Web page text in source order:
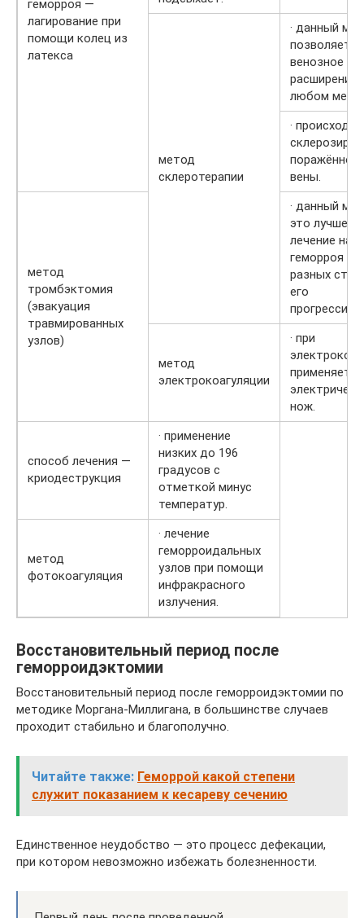
геморроя —
лагирование при
помощи колец из
латекса
метод
склеротерапии
· данный
позволяет
венозное
расширение
любом
· происходит
поражённой
вены.
метод
тромбэктомия
(эвакуация
травмированных
узлов)
· данный
это лучшее
лечение
геморроя на
разных
его
метод
электрокоагуляции
· при
применяется
нож.
способ лечения —
криодеструкция
· применение
низких до 196
градусов с
отметкой минус
температур.
метод
фотокоагуляция
· лечение
геморроидальных
узлов при помощи
инфракрасного
излучения.
Восстановительный период после
геморроидэктомии
Восстановительный период после геморроидэктомии по
методике Моргана-Миллигана, в большинстве случаев
проходит стабильно и благополучно.
Читайте также: Геморрой какой степени
служит показанием к кесареву сечению
Единственное неудобство — это процесс дефекации,
при котором невозможно избежать болезненности.